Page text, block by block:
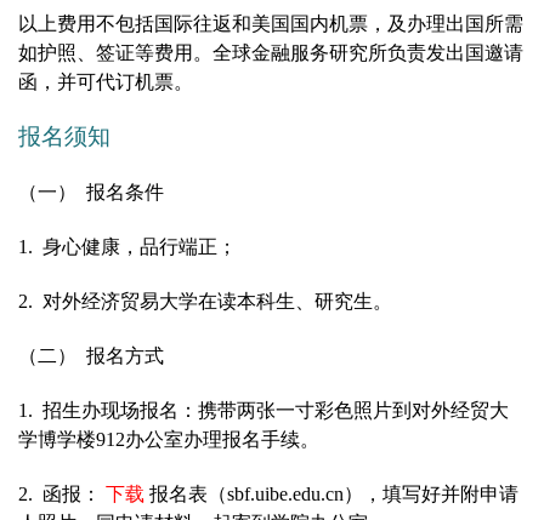
以上费用不包括国际往返和美国国内机票，及办理出国所需
如护照、签证等费用。全球金融服务研究所负责发出国邀请
函，并可代订机票。
报名须知
（一） 报名条件
1. 身心健康，品行端正；
2. 对外经济贸易大学在读本科生、研究生。
（二） 报名方式
1. 招生办现场报名：携带两张一寸彩色照片到对外经贸大
学博学楼912办公室办理报名手续。
2. 函报： 下载 报名表（sbf.uibe.edu.cn），填写好并附申请